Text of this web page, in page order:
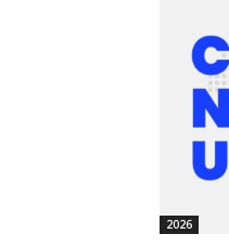
2026